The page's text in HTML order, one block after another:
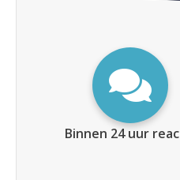
Binnen 24 uur